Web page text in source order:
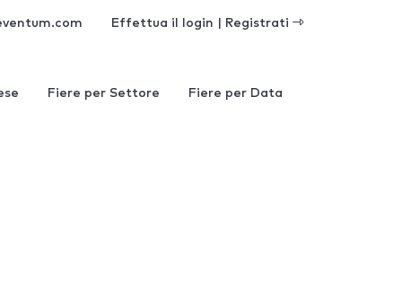
Effettua il login | Registrati
Fiere per Settore Fiere per Data